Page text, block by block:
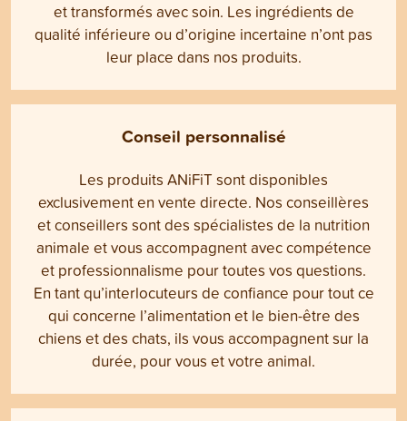
et transformés avec soin. Les ingrédients de
qualité inférieure ou d’origine incertaine n’ont pas
leur place dans nos produits.
Conseil personnalisé
Les produits ANiFiT sont disponibles
exclusivement en vente directe. Nos conseillères
et conseillers sont des spécialistes de la nutrition
animale et vous accompagnent avec compétence
et professionnalisme pour toutes vos questions.
En tant qu’interlocuteurs de confiance pour tout ce
qui concerne l’alimentation et le bien-être des
chiens et des chats, ils vous accompagnent sur la
durée, pour vous et votre animal.